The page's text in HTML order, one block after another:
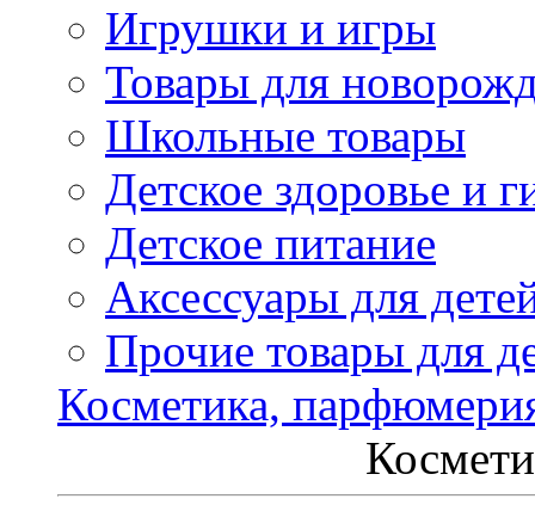
Игрушки и игры
Товары для
Школьные товары
Детское здоровье и
Детское питание
Аксессуары для
Прочие товары для
Косметика,